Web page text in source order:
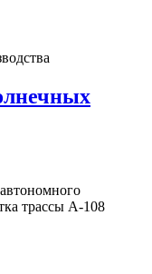
трассы А-108